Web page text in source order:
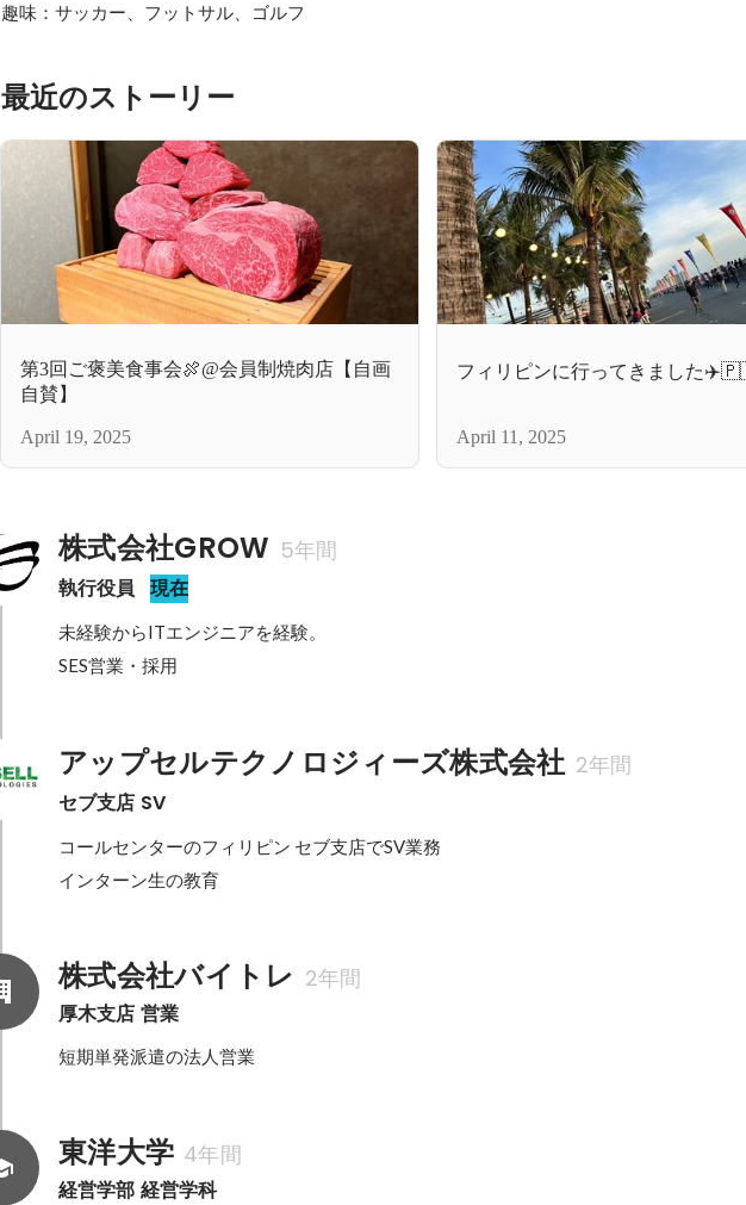
趣味：サッカー、フットサル、ゴルフ
最近のストーリー
第3回ご褒美食事会🍖@会員制焼肉店【自画
自賛】
April 19, 2025
フィリピンに行ってきました
April 11, 2025
株式会社GROW 5年間
執行役員 現在
未経験からITエンジニアを経験。
SES営業・採用
アップセルテクノロジィーズ株式会社 2年間
セブ支店 SV
コールセンターのフィリピン セブ支店でSV業務
インターン生の教育
株式会社バイトレ 2年間
厚木支店 営業
短期単発派遣の法人営業
東洋大学 4年間
経営学部 経営学科